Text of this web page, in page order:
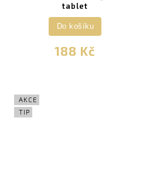
tablet
188 Kč
Do košíku
AKCE
TIP